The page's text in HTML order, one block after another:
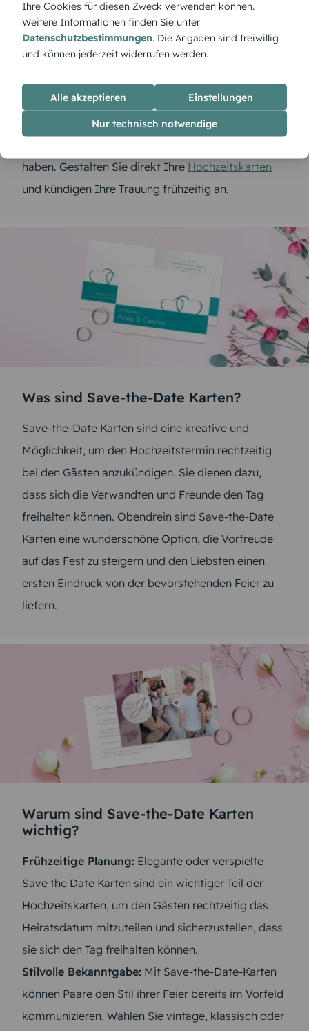
Papierart und natürlich die Menge, die Sie
benötigen, entscheiden. Und nun geht es zum
Editor – hier können Sie nicht nur Ihren Wunschtext
Direkt auf unsere Website, sodass Sie sie in die
Karten einfügen können. Sie sehen, wie einfach es
haben. Gestalten Sie direkt Ihre Hochzeitskarten
und kündigen Ihre Trauung frühzeitig an.
Was sind Save-the-Date Karten?
Save-the-Date Karten sind eine kreative und
Möglichkeit, um den Hochzeitstermin rechtzeitig
bei den Gästen anzukündigen. Sie dienen dazu,
dass sich die Verwandten und Freunde den Tag
freihalten können. Obendrein sind Save-the-Date
Karten eine wunderschöne Option, die Vorfreude
auf das Fest zu steigern und den Liebsten einen
ersten Eindruck von der bevorstehenden Feier zu
liefern.
Warum sind Save-the-Date Karten
wichtig?
Frühzeitige Planung: Elegante oder verspielte
Save the Date Karten sind ein wichtiger Teil der
Hochzeitskarten, um den Gästen rechtzeitig das
Heiratsdatum mitzuteilen und sicherzustellen, dass
sie sich den Tag freihalten können.
Stilvolle Bekanntgabe: Mit Save-the-Date-Karten
können Paare den Stil ihrer Feier bereits im Vorfeld
kommunizieren. Wählen Sie vintage, klassisch oder
Ihre Cookies für diesen Zweck verwenden können.
Weitere Informationen finden Sie unter
Datenschutzbestimmungen. Die Angaben sind freiwillig
und können jederzeit widerrufen werden.
Alle akzeptieren Einstellungen
Nur technisch notwendige